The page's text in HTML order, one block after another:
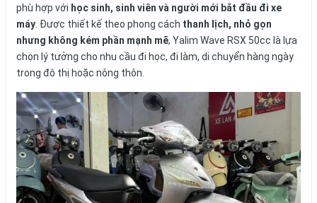
phù hợp với học sinh, sinh viên và người mới bắt đầu đi xe
máy . Được thiết kế theo phong cách thanh lịch, nhỏ gọn
nhưng không kém phần mạnh mẽ, Yalim Wave RSX 50cc là lựa
chọn lý tưởng cho nhu cầu đi học, đi làm, di chuyển hàng ngày
trong đô thị hoặc nông thôn.